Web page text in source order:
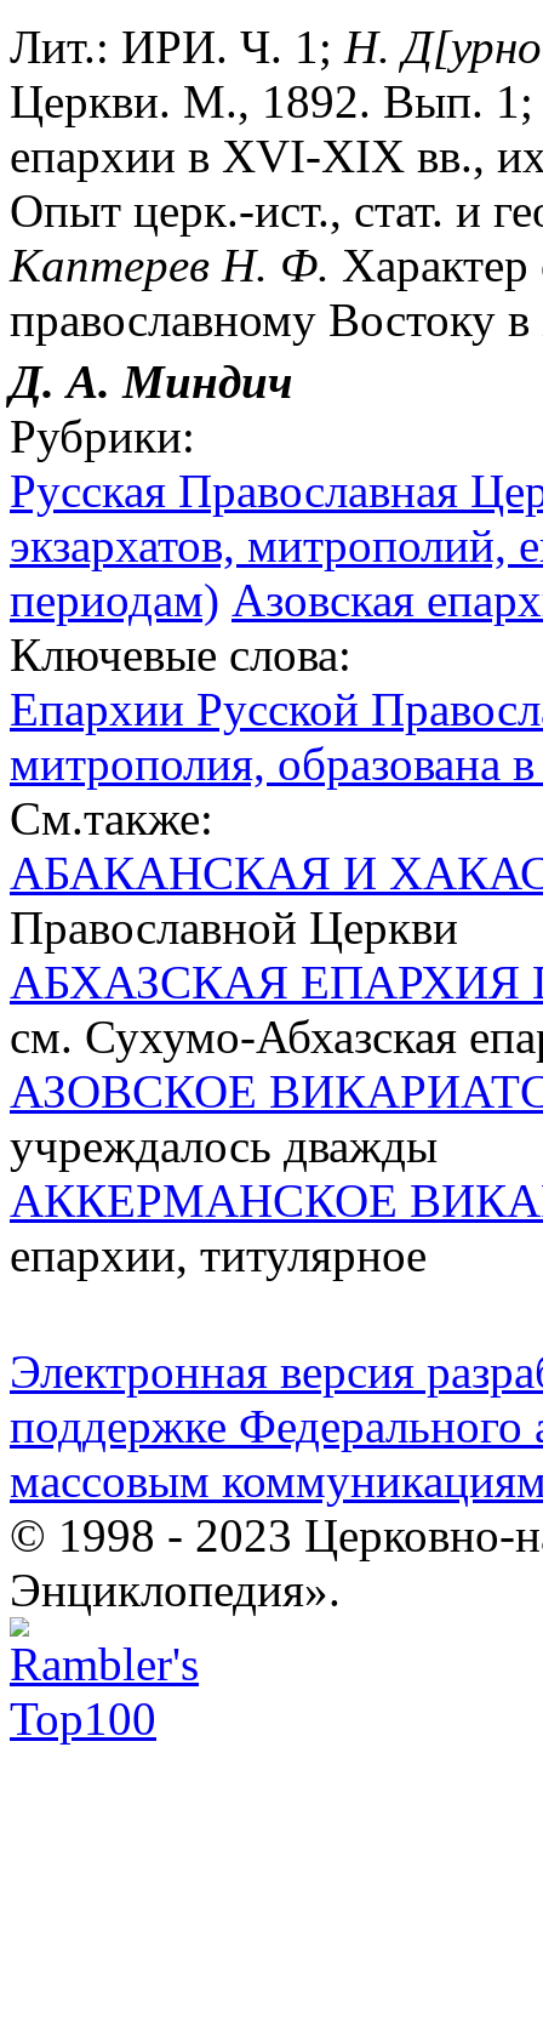
Лит.: ИРИ. Ч. 1; Н.
Церкви. М., 1892. Вып.
епархии в XVI-XIX вв.,
Опыт церк.-ист., стат. и
Каптерев Н. Ф.
православному Востоку
Д. А. Миндич
Рубрики:
Русская Православная
экзархатов, митрополий,
периодам) Азовская
Ключевые слова:
Епархии Русской
митрополия, образована
См.также:
АБАКАНСКАЯ И
Православной Церкви
АБХАЗСКАЯ ЕПАРХИЯ
см. Сухумо-Абхазская
АЗОВСКОЕ
учреждалось дважды
АККЕРМАНСКОЕ
епархии, титулярное
Электронная версия
поддержке Федерального
массовым
© 1998 - 2023 Церковно-
Энциклопедия».